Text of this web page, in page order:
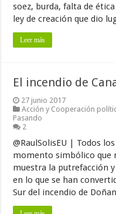
soez, burda, falta de
ley de creación que dio
Leer más
El incendio de
27 junio 2017
Acción y Cooperación
Pasando
2
@RaulSolisEU | Todos
momento simbólico que
muestra la putrefacción
en lo que se han
Sur del incendio de